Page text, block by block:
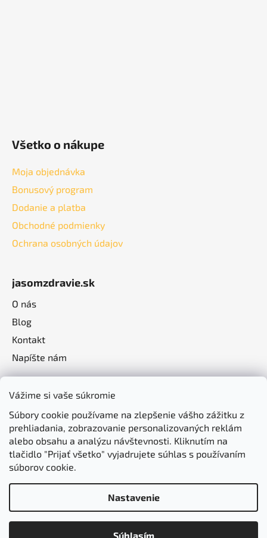
Vážime si vaše súkromie
Súbory cookie používame na zlepšenie vášho zážitku z
prehliadania, zobrazovanie personalizovaných reklám
alebo obsahu a analýzu návštevnosti. Kliknutím na
tlačidlo "Prijať všetko" vyjadrujete súhlas s používaním
súborov cookie.
Nastavenie
Súhlasím
Všetko o nákupe
Moja objednávka
Bonusový program
Dodanie a platba
Obchodné podmienky
Ochrana osobných údajov
jasomzdravie.sk
O nás
Blog
Kontakt
Napíšte nám
Vytvoril Shoptet